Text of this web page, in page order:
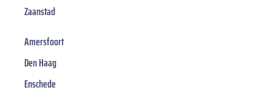
Zaanstad
Amersfoort
Den Haag
Enschede